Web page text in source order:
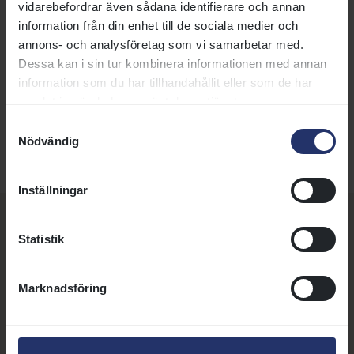
vidarebefordrar även sådana identifierare och annan
information från din enhet till de sociala medier och
annons- och analysföretag som vi samarbetar med.
Dessa kan i sin tur kombinera informationen med annan
information som du har tillhandahållit eller som de har
Nödvändig
Inställningar
Statistik
Marknadsföring
7 september 2021 13:11
Svensk Galopp: info@svenskgalopp.se
Taggar: Organisation
Fler nyheter, artiklar och